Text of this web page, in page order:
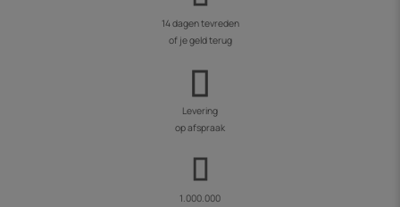
14 dagen tevreden
of je geld terug
Levering
op afspraak
1.000.000